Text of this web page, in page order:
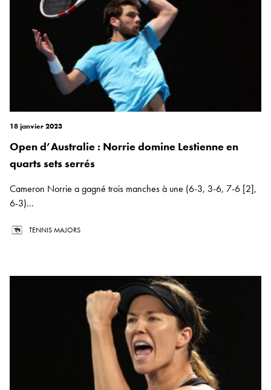
18 janvier 2023
Open d’Australie : Norrie domine Lestienne en
quarts sets serrés
Cameron Norrie a gagné trois manches à une (6-3, 3-6, 7-6 [2],
6-3)...
TENNIS MAJORS